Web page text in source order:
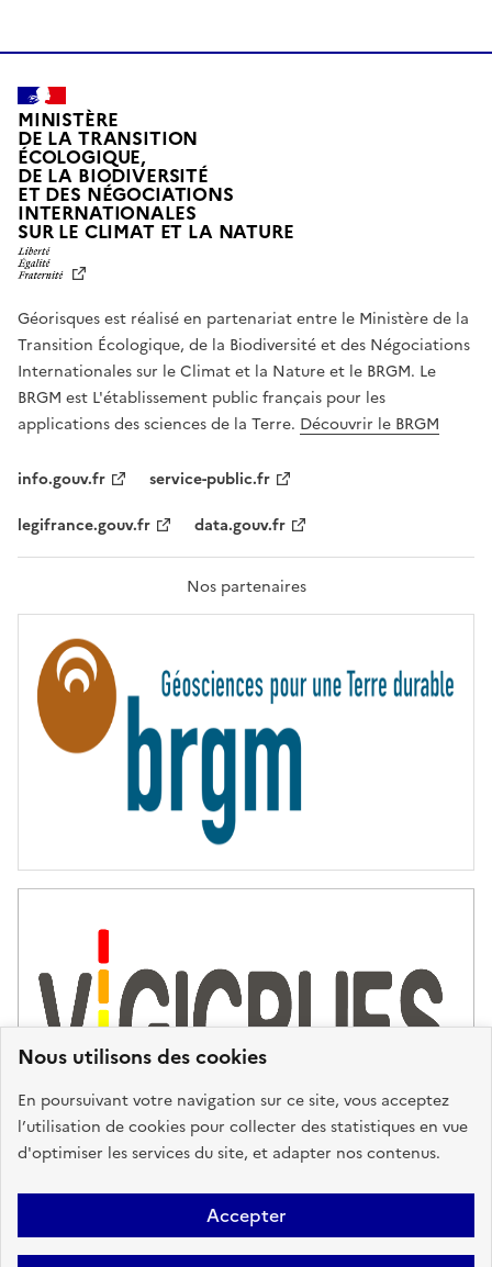
Nous utilisons des cookies
En poursuivant votre navigation sur ce site, vous acceptez
l’utilisation de cookies pour collecter des statistiques en vue
d'optimiser les services du site, et adapter nos contenus.
Accepter
MINISTÈRE
DE LA TRANSITION
ÉCOLOGIQUE,
DE LA BIODIVERSITÉ
ET DES NÉGOCIATIONS
INTERNATIONALES
SUR LE CLIMAT ET LA NATUREL
T
É
,
É
G
A
L
F
A
T
R
T
É
Géorisques est réalisé en partenariat entre le Ministère de la
Transition Écologique, de la Biodiversité et des Négociations
Internationales sur le Climat et la Nature et le BRGM. Le
BRGM est L'établissement public français pour les
applications des sciences de la Terre. Découvrir le BRGM
info.gouv.fr
service-public.fr
legifrance.gouv.fr
data.gouv.fr
Nos partenaires
Plan du site Accessibilité : partiellement conforme
Mentions
Légales
Données personnelles Gestion des cookies FAQ